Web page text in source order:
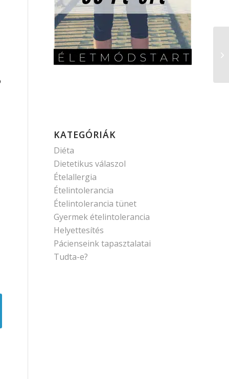
KATEGÓRIÁK
Diéta
Dietetikus válaszol
Ételallergia
Ételintolerancia
Ételintolerancia tünet
Gyermek ételintolerancia
Helyettesítés
Pácienseink tapasztalatai
Tudta-e?